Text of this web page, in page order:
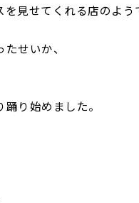
見せてくれる店のよう
せいか、
り始めました。